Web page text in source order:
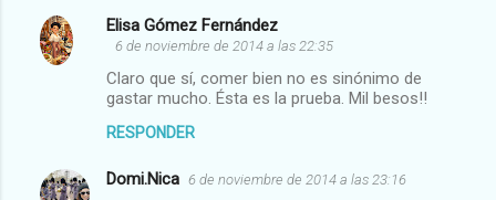
Elisa Gómez Fernández
6 de noviembre de 2014 a las 22:35
Claro que sí, comer bien no es sinónimo de
gastar mucho. Ésta es la prueba. Mil besos!!
RESPONDER
Domi.Nica 6 de noviembre de 2014 a las 23:16